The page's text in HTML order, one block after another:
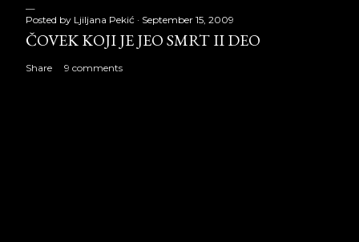
Posted by Ljiljana Pekić September 15, 2009
ČOVEK KOJI JE JEO SMRT II DEO
Share 9 comments